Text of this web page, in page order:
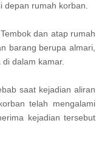
depan rumah korban.
dan atap rumah
barang berupa almari,
dalam kamar.
saat kejadian aliran
telah mengalami
kejadian tersebut